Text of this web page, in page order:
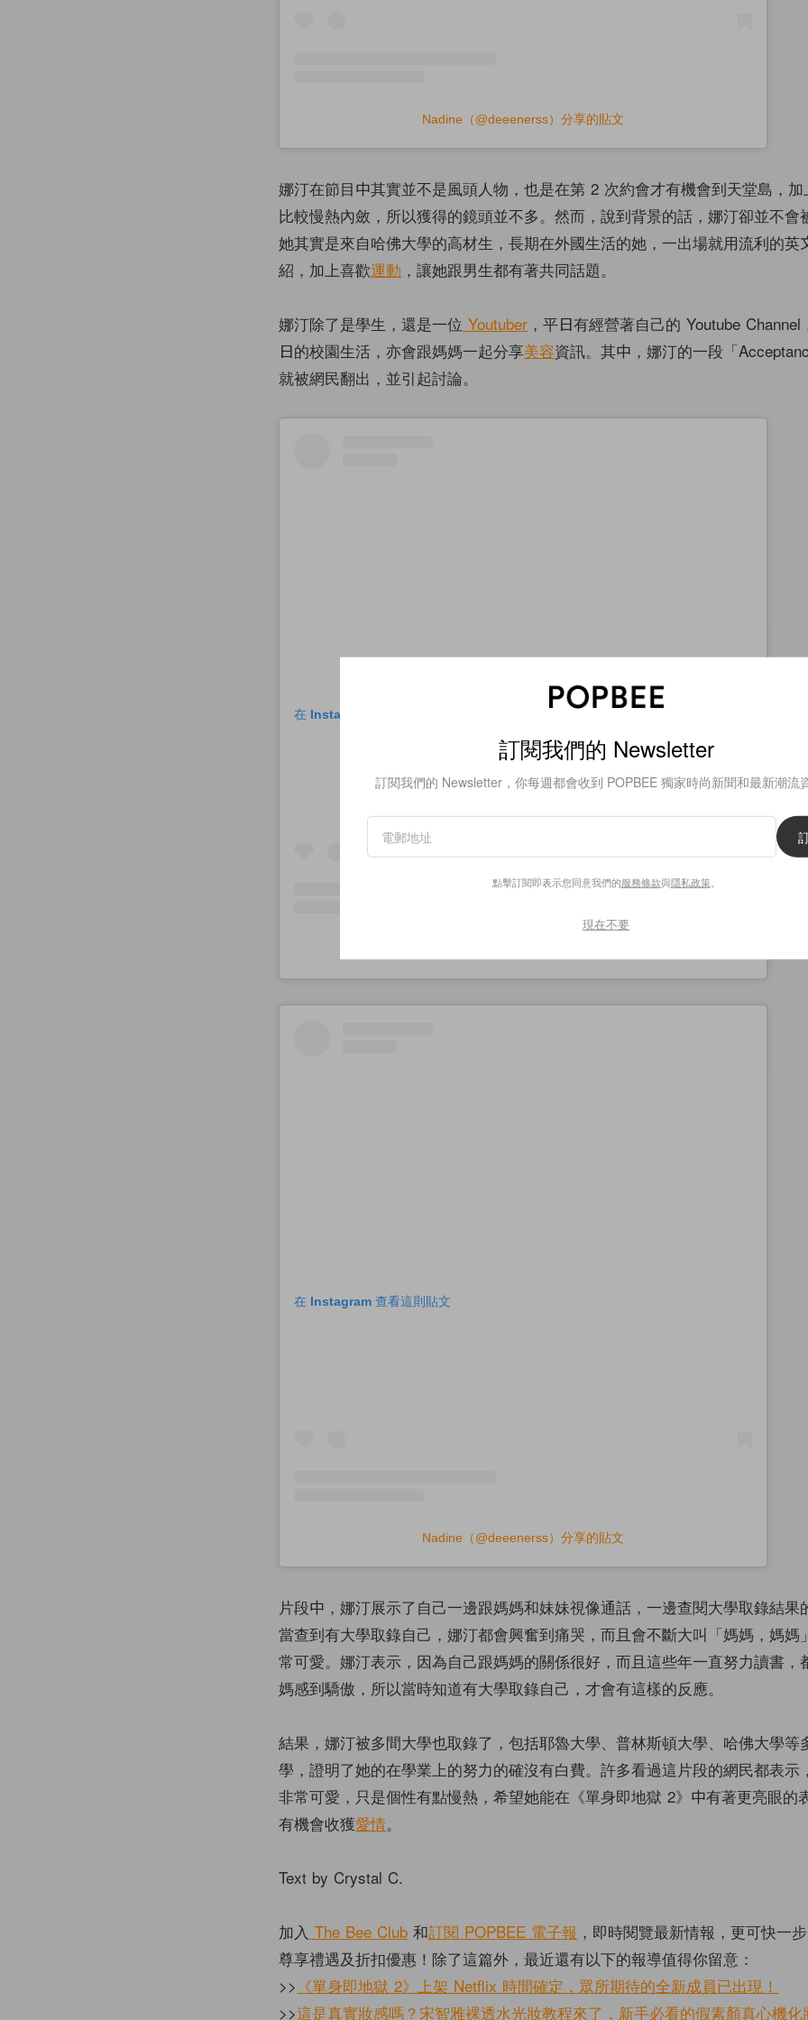
Nadine（@deeenerss）分享的貼文
娜汀在節目中其實並不是風頭人物，也是在第 2 次約會才有機會到天堂島，
比較慢熱內斂，所以獲得的鏡頭並不多。然而，說到背景的話，娜汀卻並不會
她其實是來自哈佛大學的高材生，長期在外國生活的她，一出場就用流利的英
紹，加上喜歡運動 ，讓她跟男生都有著共同話題。
娜汀除了是學生，還是一位 Youtuber ，平日有經營著自己的 Youtube
日的校園生活，亦會跟媽媽一起分享美容資訊。其中，娜汀的一段「
就被網民翻出，並引起討論。
在 Instagram 查看這則貼文
在 Instagram 查看這則貼文
Nadine（@deeenerss）分享的貼文
片段中，娜汀展示了自己一邊跟媽媽和妹妹視像通話，一邊查閱大學取錄結果
當查到有大學取錄自己，娜汀都會興奮到痛哭，而且會不斷大叫「媽媽，媽媽
常可愛。娜汀表示，因為自己跟媽媽的關係很好，而且這些年一直努力讀書，
媽感到驕傲，所以當時知道有大學取錄自己，才會有這樣的反應。
結果，娜汀被多間大學也取錄了，包括耶魯大學、普林斯頓大學、哈佛大學等
學，證明了她的在學業上的努力的確沒有白費。許多看過這片段的網民都表示
非常可愛，只是個性有點慢熱，希望她能在《單身即地獄 2》中有著更亮眼的
有機會收獲愛情。
Text by Crystal C.
加入 The Bee Club 和訂閱 POPBEE 電子報 ，即時閱覽最新情報，更可快一
尊享禮遇及折扣優惠！除了這篇外，最近還有以下的報導值得你留意：
>> 《單身即地獄 2》上架 Netflix 時間確定，眾所期待的全新成員已出現！
>>這是真實妝感嗎？宋智雅裸透水光妝教程來了，新手必看的假素顏真心機化
訂閱我們的 Newsletter
訂閱我們的 Newsletter，你每週都會收到 POPBEE 獨家時尚新聞和最新潮流資
點擊訂閱即表示您同意我們的服務條款與隱私政策。
現在不要